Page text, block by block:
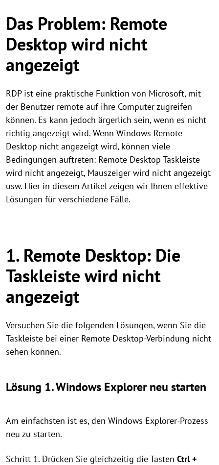
Das Problem: Remote
Desktop wird nicht
angezeigt
RDP ist eine praktische Funktion von Microsoft, mit
der Benutzer remote auf ihre Computer zugreifen
können. Es kann jedoch ärgerlich sein, wenn es nicht
richtig angezeigt wird. Wenn Windows Remote
Desktop nicht angezeigt wird, können viele
Bedingungen auftreten: Remote Desktop-Taskleiste
wird nicht angezeigt, Mauszeiger wird nicht angezeigt
usw. Hier in diesem Artikel zeigen wir Ihnen effektive
Lösungen für verschiedene Fälle.
1. Remote Desktop: Die
Taskleiste wird nicht
angezeigt
Versuchen Sie die folgenden Lösungen, wenn Sie die
Taskleiste bei einer Remote Desktop-Verbindung nicht
sehen können.
Lösung 1. Windows Explorer neu starten
Am einfachsten ist es, den Windows Explorer-Prozess
neu zu starten.
Schritt 1. Drücken Sie gleichzeitig die Tasten Ctrl +